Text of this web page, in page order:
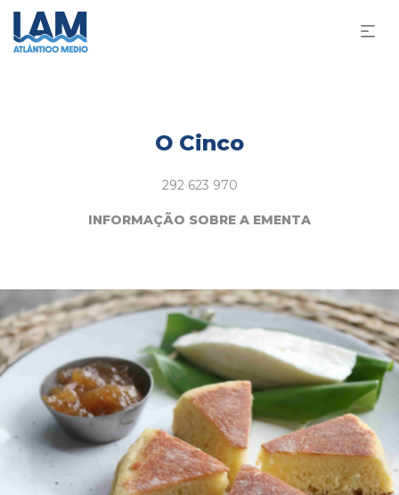
O Cinco
292 623 970
INFORMAÇÃO SOBRE A EMENTA